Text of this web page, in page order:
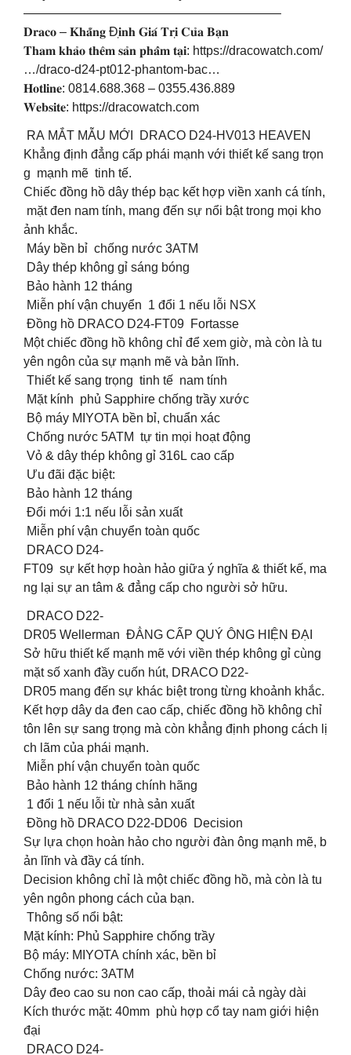
————————————————————–
𝐃𝐫𝐚𝐜𝐨 – 𝐊𝐡𝐚̆̉𝐧𝐠 Đ𝐢̣𝐧𝐡 𝐆𝐢𝐚́ 𝐓𝐫𝐢̣ 𝐂𝐮̉𝐚 𝐁𝐚̣𝐧
𝐓𝐡𝐚𝐦 𝐤𝐡𝐚̉𝐨 𝐭𝐡𝐞̂𝐦 𝐬𝐚̉𝐧 𝐩𝐡𝐚̂̉𝐦 𝐭𝐚̣𝐢: https://dracowatch.com/
…/draco-d24-pt012-phantom-bac…
𝐇𝐨𝐭𝐥𝐢𝐧𝐞: 0814.688.368 – 0355.436.889
𝐖𝐞𝐛𝐬𝐢𝐭𝐞: https://dracowatch.com
RA MẮT MẪU MỚI DRACO D24-HV013 HEAVEN
Khẳng định đẳng cấp phái mạnh với thiết kế sang trọn
g mạnh mẽ tinh tế.
Chiếc đồng hồ dây thép bạc kết hợp viền xanh cá tính,
mặt đen nam tính, mang đến sự nổi bật trong mọi kho
ảnh khắc.
️ Máy bền bỉ chống nước 3ATM
️ Dây thép không gỉ sáng bóng
️ Bảo hành 12 tháng
️ Miễn phí vận chuyển 1 đổi 1 nếu lỗi NSX
Đồng hồ DRACO D24-FT09 Fortasse
Một chiếc đồng hồ không chỉ để xem giờ, mà còn là tu
yên ngôn của sự mạnh mẽ và bản lĩnh.
Thiết kế sang trọng tinh tế nam tính
Mặt kính phủ Sapphire chống trầy xước
Bộ máy MIYOTA bền bỉ, chuẩn xác
Chống nước 5ATM tự tin mọi hoạt động
Vỏ & dây thép không gỉ 316L cao cấp
Ưu đãi đặc biệt:
Bảo hành 12 tháng
Đổi mới 1:1 nếu lỗi sản xuất
Miễn phí vận chuyển toàn quốc
DRACO D24-
FT09 sự kết hợp hoàn hảo giữa ý nghĩa & thiết kế, ma
ng lại sự an tâm & đẳng cấp cho người sở hữu.
DRACO D22-
DR05 Wellerman ĐẲNG CẤP QUÝ ÔNG HIỆN ĐẠI
Sở hữu thiết kế mạnh mẽ với viền thép không gỉ cùng
mặt số xanh đầy cuốn hút, DRACO D22-
DR05 mang đến sự khác biệt trong từng khoảnh khắc.
Kết hợp dây da đen cao cấp, chiếc đồng hồ không chỉ
tôn lên sự sang trọng mà còn khẳng định phong cách lị
ch lãm của phái mạnh.
Miễn phí vận chuyển toàn quốc
Bảo hành 12 tháng chính hãng
1 đổi 1 nếu lỗi từ nhà sản xuất
Đồng hồ DRACO D22-DD06 Decision
Sự lựa chọn hoàn hảo cho người đàn ông mạnh mẽ, b
ản lĩnh và đầy cá tính.
Decision không chỉ là một chiếc đồng hồ, mà còn là tu
yên ngôn phong cách của bạn.
Thông số nổi bật:
Mặt kính: Phủ Sapphire chống trầy
Bộ máy: MIYOTA chính xác, bền bỉ
Chống nước: 3ATM
Dây đeo cao su non cao cấp, thoải mái cả ngày dài
Kích thước mặt: 40mm phù hợp cổ tay nam giới hiện
đại
DRACO D24-